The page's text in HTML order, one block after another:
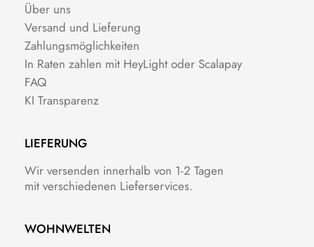
Über uns
Versand und Lieferung
Zahlungsmöglichkeiten
In Raten zahlen mit HeyLight oder Scalapay
FAQ
KI Transparenz
LIEFERUNG
Wir versenden innerhalb von 1-2 Tagen
mit verschiedenen Lieferservices.
WOHNWELTEN